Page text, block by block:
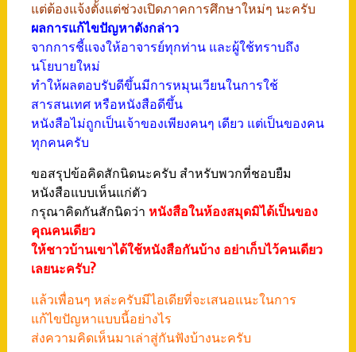
แต่ต้องแจ้งตั้งแต่ช่วงเปิดภาคการศึกษาใหม่ๆ นะครับ
ผลการแก้ไขปัญหาดังกล่าว
จากการชี้แจงให้อาจารย์ทุกท่าน และผู้ใช้ทราบถึง
นโยบายใหม่
ทำให้ผลตอบรับดีขึ้นมีการหมุนเวียนในการใช้
สารสนเทศ หรือหนังสือดีขึ้น
หนังสือไม่ถูกเป็นเจ้าของเพียงคนๆ เดียว แต่เป็นของคน
ทุกคนครับ
ขอสรุปข้อคิดสักนิดนะครับ สำหรับพวกที่ชอบยืม
หนังสือแบบเห็นแก่ตัว
กรุณาคิดกันสักนิดว่า หนังสือในห้องสมุดมิได้เป็นของ
คุณคนเดียว
ให้ชาวบ้านเขาได้ใช้หนังสือกันบ้าง อย่าเก็บไว้คนเดียว
เลยนะครับ?
แล้วเพื่อนๆ หล่ะครับมีไอเดียที่จะเสนอแนะในการ
แก้ไขปัญหาแบบนี้อย่างไร
ส่งความคิดเห็นมาเล่าสู่กันฟังบ้างนะครับ